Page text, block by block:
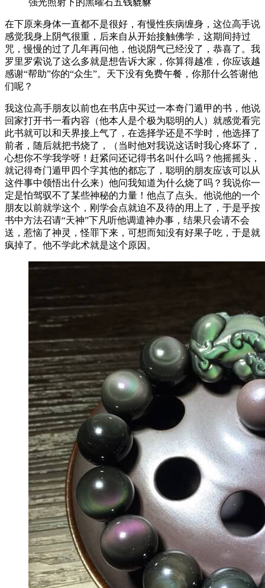
强光照射下的黑曜石五钱貔貅
在下原来身体一直都不是很好，有慢性疾病缠身，这位高手说
感觉我身上阴气很重，后来自从开始接触佛学，这期间持过
咒，慢慢的过了几年再问他，他说阴气已经没了，恭喜了。我
罗里罗索说了这么多就是想告诉大家，你算得越准，你应该越
感谢“帮助”你的“众生”。天下没有免费午餐，你那什么答谢他
们呢？
我这位高手朋友以前也在书店中买过一本奇门遁甲的书，他说
回家打开书一看内容（他本人是个极为聪明的人）就感觉看完
此书就可以和天界接上气了，在选择学还是不学时，他选择了
前者，随后就把书烧了，（当时他对我说这话时我心疼坏了，
心想你不学我学呀！赶紧问还记得书名叫什么吗？他摇摇头，
就记得奇门遁甲四个字其他的都忘了，聪明的朋友应该可以从
这件事中领悟出什么来）他问我知道为什么烧了吗？我说你一
定是怕驾驭不了某些神秘的力量！他点了点头。他说他的一个
朋友以前就学这个，刚学会点就迫不及待的用上了，于是乎按
书中方法召请“天神”下凡听他调遣神办事，结果只会请不会
送，惹恼了神灵，怪罪下来，可想而知没有好果子吃，于是就
疯掉了。他不学此术就是这个原因。